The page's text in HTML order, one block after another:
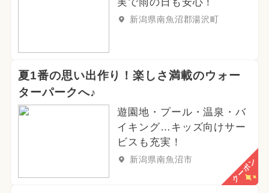
新潟県南魚沼郡湯沢町
夏1番の思い出作り！楽しさ満載のウォー
ターパークへ♪
遊園地・プール・温泉・バ
イキング…キッズ向けサー
ビスも充実！
新潟県南魚沼市 クーポン